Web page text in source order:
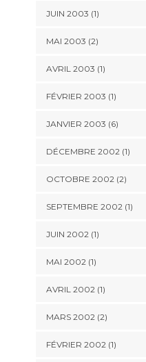
JUIN 2003 (1)
MAI 2003 (2)
AVRIL 2003 (1)
FÉVRIER 2003 (1)
JANVIER 2003 (6)
DÉCEMBRE 2002 (1)
OCTOBRE 2002 (2)
SEPTEMBRE 2002 (1)
JUIN 2002 (1)
MAI 2002 (1)
AVRIL 2002 (1)
MARS 2002 (2)
FÉVRIER 2002 (1)